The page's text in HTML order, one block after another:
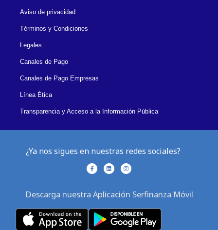
Aviso de privacidad
Términos y Condiciones
Legales
Canales de Pago
Canales de Pago Empresas
Línea Ética
Transparencia y Acceso a la Información Pública
¿Ya nos sigues en nuestras redes sociales?
F
a
o
L
i
d
I
n
g
m
Descarga nuestra Aplicación Serfinanza Móvil